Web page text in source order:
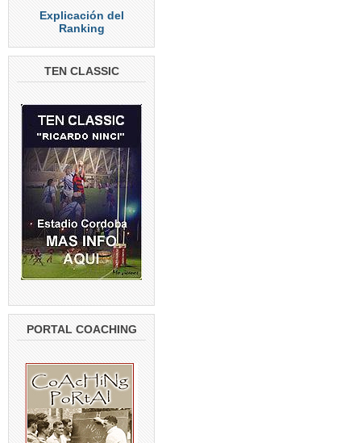
Explicación del
Ranking
TEN CLASSIC
PORTAL COACHING